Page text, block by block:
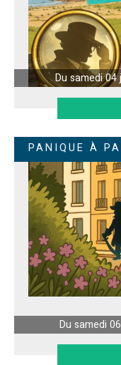
Du samedi
PANIQUE À
Du samedi